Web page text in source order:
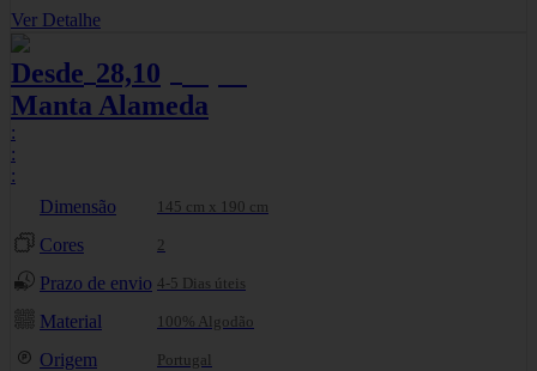
Ver Detalhe
Desde 28,10
Manta Alameda
:
:
:
Dimensão
145 cm x 190 cm
Cores 2
Prazo de envio 4-5 Dias úteis
Material 100% Algodão
Origem Portugal